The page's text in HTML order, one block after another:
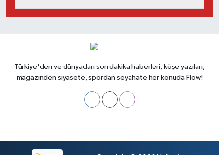
Türkiye'den ve dünyadan son dakika haberleri, köşe yazıları,
magazinden siyasete, spordan seyahate her konuda Flow!